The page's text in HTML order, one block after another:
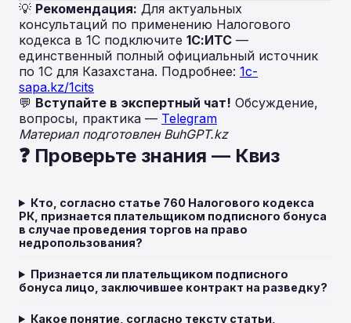
💡 Рекомендация: Для актуальных
консультаций по применению Налогового
кодекса в 1С подключите 1С:ИТС —
единственный полный официальный источник
по 1С для Казахстана. Подробнее: 1c-
sapa.kz/1cits
💬 Вступайте в экспертный чат! Обсуждение,
вопросы, практика — Telegram
Материал подготовлен BuhGPT.kz
❓ Проверьте знания — Квиз
Кто, согласно статье 760 Налогового кодекса
РК, признается плательщиком подписного бонуса
в случае проведения торгов на право
недропользования?
Признается ли плательщиком подписного
бонуса лицо, заключившее контракт на разведку?
Какое понятие, согласно тексту статьи,